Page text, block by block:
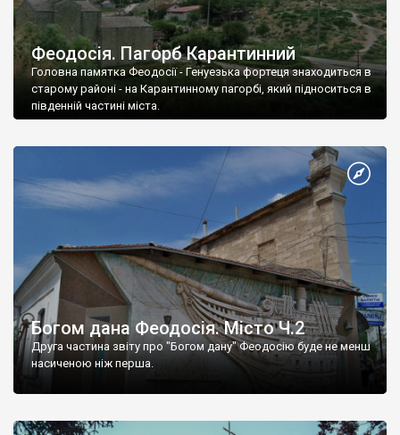
Феодосія. Пагорб Карантинний
Головна памятка Феодосії - Генуезька фортеця знаходиться в
старому районі - на Карантинному пагорбі, який підноситься в
південній частині міста.
Богом дана Феодосія. Місто Ч.2
Друга частина звіту про "Богом дану" Феодосію буде не менш
насиченою ніж перша.